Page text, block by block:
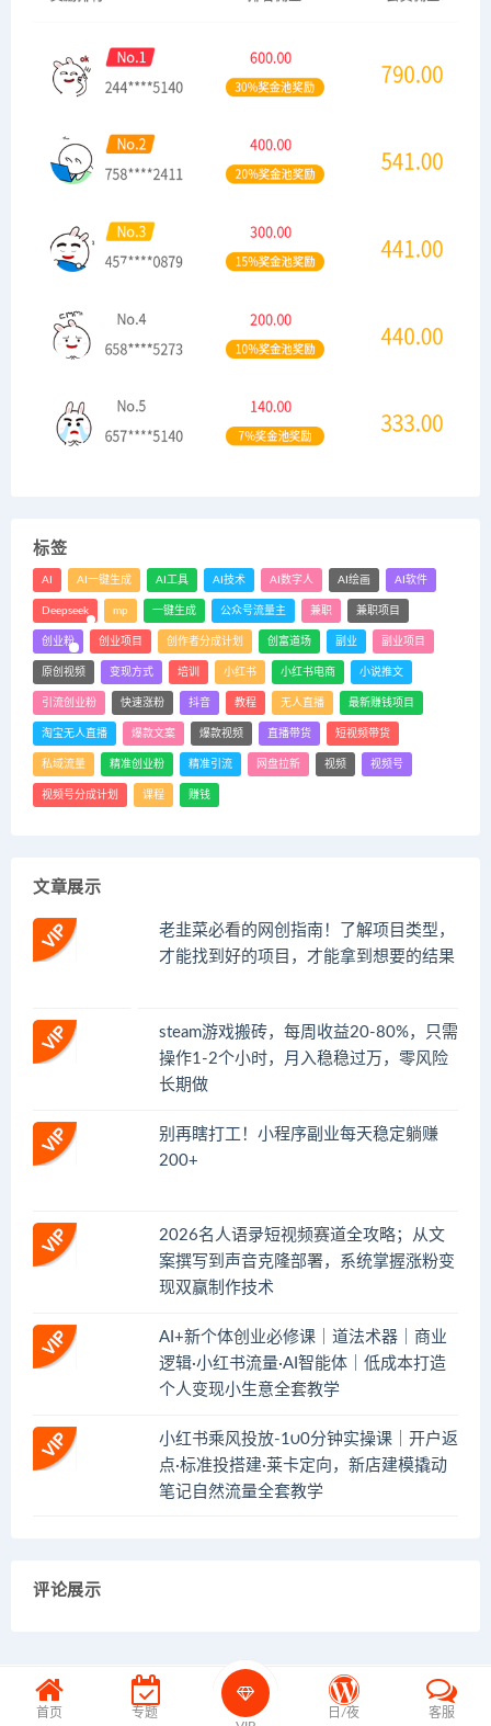
标签
AI AI一键生成 AI工具 AI技术 AI数字人 AI绘画 AI软件
Deepseek mp 一键生成 公众号流量主 兼职 兼职项目
创业粉 创业项目 创作者分成计划 创富道场 副业 副业项目
原创视频 变现方式 培训 小红书 小红书电商 小说推文
引流创业粉 快速涨粉 抖音 教程 无人直播 最新赚钱项目
淘宝无人直播 爆款文案 爆款视频 直播带货 短视频带货
私域流量 精准创业粉 精准引流 网盘拉新 视频 视频号
视频号分成计划 课程 赚钱
文章展示
老韭菜必看的网创指南！了解项目类型，
才能找到好的项目，才能拿到想要的结果
steam游戏搬砖，每周收益20-80%，只需
操作1-2个小时，月入稳稳过万，零风险
长期做
别再瞎打工！小程序副业每天稳定躺赚
200+
2026名人语录短视频赛道全攻略；从文
案撰写到声音克隆部署，系统掌握涨粉变
现双赢制作技术
AI+新个体创业必修课｜道法术器｜商业
逻辑·小红书流量·AI智能体｜低成本打造
个人变现小生意全套教学
小红书乘风投放-100分钟实操课｜开户返
点·标准投搭建·莱卡定向，新店建模撬动
笔记自然流量全套教学
评论展示
首页
专题
日/夜 客服